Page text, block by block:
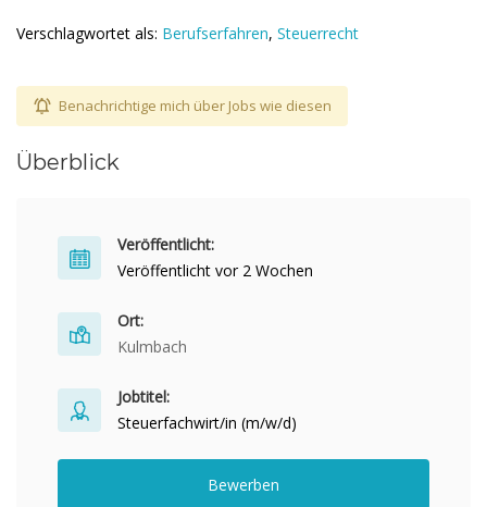
Verschlagwortet als: Berufserfahren, Steuerrecht
Benachrichtige mich über Jobs wie diesen
Überblick
Veröffentlicht:
Veröffentlicht vor 2 Wochen
Ort:
Kulmbach
Jobtitel:
Steuerfachwirt/in (m/w/d)
Bewerben